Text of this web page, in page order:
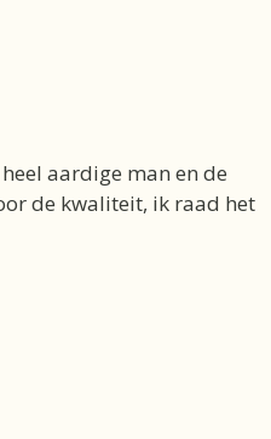
aardige man en de
de kwaliteit, ik raad het